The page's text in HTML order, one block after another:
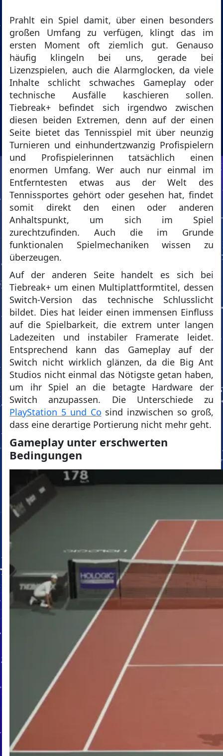
Prahlt ein Spiel damit, über einen besonders
großen Umfang zu verfügen, klingt das im
ersten Moment oft ziemlich gut. Genauso
häufig klingeln bei uns, gerade bei
Lizenzspielen, auch die Alarmglocken, da viele
Inhalte schlicht schwaches Gameplay oder
technische Ausfälle kaschieren sollen.
Tiebreak+ befindet sich irgendwo zwischen
diesen beiden Extremen, denn auf der einen
Seite bietet das Tennisspiel mit über neunzig
Turnieren und einhundertzwanzig Profispielern
und Profispielerinnen tatsächlich einen
enormen Umfang. Wer auch nur einmal im
Entferntesten etwas aus der Welt des
Tennissportes gehört oder gesehen hat, findet
somit direkt den einen oder anderen
Anhaltspunkt, um sich im Spiel
zurechtzufinden. Auch die im Grunde
funktionalen Spielmechaniken wissen zu
überzeugen.
Auf der anderen Seite handelt es sich bei
Tiebreak+ um einen Multiplattformtitel, dessen
Switch-Version das technische Schlusslicht
bildet. Dies hat leider einen immensen Einfluss
auf die Spielbarkeit, die extrem unter langen
Ladezeiten und instabiler Framerate leidet.
Entsprechend kann das Gameplay auf der
Switch nicht wirklich glänzen, da die Big Ant
Studios nicht einmal das Nötigste getan haben,
um ihr Spiel an die betagte Hardware der
Switch anzupassen. Die Unterschiede zu
PlayStation 5 und Co sind inzwischen so groß,
dass eine derartige Portierung nicht mehr geht.
Gameplay unter erschwerten
Bedingungen